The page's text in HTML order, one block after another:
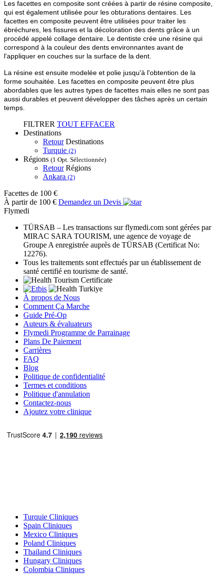
Les facettes en composite sont créées à partir de résine composite,
qui est également utilisée pour les obturations dentaires. Les
facettes en composite peuvent être utilisées pour traiter les
ébréchures, les fissures et la décoloration des dents grâce à un
procédé appelé collage dentaire. Le dentiste crée une résine qui
correspond à la couleur des dents environnantes avant de
l'appliquer en couches sur la surface de la dent.
La résine est ensuite modelée et polie jusqu'à l'obtention de la
forme souhaitée. Les facettes en composite peuvent être plus
abordables que les autres types de facettes mais elles ne sont pas
aussi durables et peuvent développer des tâches après un certain
temps.
FILTRER TOUT EFFACER
Destinations
Retour Destinations
Turquie (2)
Régions (1 Opt. Sélectionnée)
Retour Régions
Ankara (2)
Facettes de 100 €
À partir de 100 € Demandez un Devis
Flymedi
TÜRSAB – Les transactions sur flymedi.com sont gérées par
MIRAC SARA TOURISM, une agence de voyage de
Groupe A enregistrée auprès de TÜRSAB (Certificat No:
12276).
Tous les traitements sont effectués par un établissement de
santé certifié en tourisme de santé.
À propos de Nous
Comment Ça Marche
Guide Pré-Op
Auteurs & évaluateurs
Flymedi Programme de Parrainage
Plans De Paiement
Carrières
FAQ
Blog
Politique de confidentialité
Termes et conditions
Politique d'annulation
Contactez-nous
Ajoutez votre clinique
Turquie Cliniques
Spain Cliniques
Mexico Cliniques
Poland Cliniques
Thailand Cliniques
Hungary Cliniques
Colombia Cliniques